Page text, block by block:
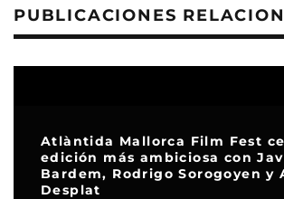
PUBLICACIONES
Atlàntida Mallorca Film Fest
edición más ambiciosa con
Bardem, Rodrigo Sorogoyen y
Desplat